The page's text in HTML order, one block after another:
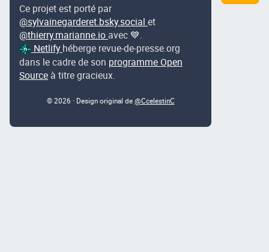
Ce projet est porté par
@sylvainegarderet.bsky.social et
@thierry.marianne.io avec 💙.
Netlify héberge revue-de-presse.org
dans le cadre de son programme Open
Source à titre gracieux.
© 2026 · Design original de @CcelestinC